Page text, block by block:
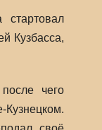
Кузбасса,
чего